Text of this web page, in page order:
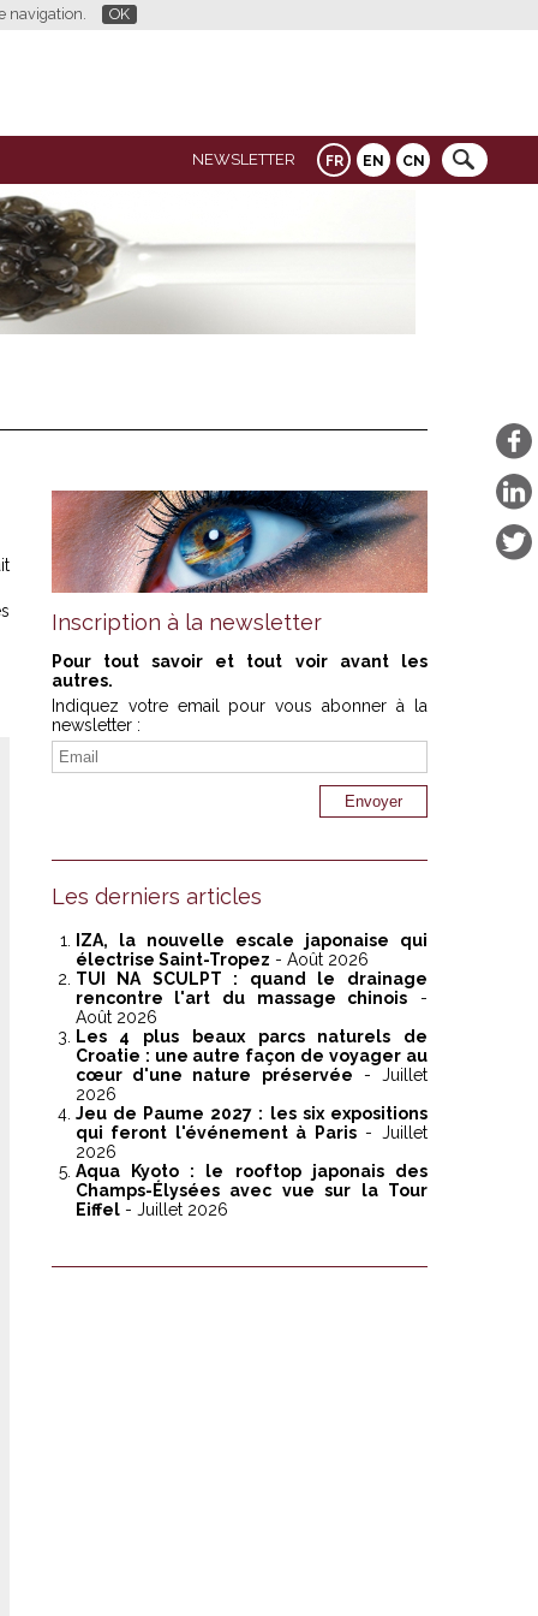
navigation. OK
FR EN CN
NEWSLETTER
Inscription à la newsletter
Pour tout savoir et tout voir avant les
autres.
Indiquez votre email pour vous abonner à la
newsletter :
Les derniers articles
IZA, la nouvelle escale japonaise qui
électrise Saint-Tropez - Août 2026
TUI NA SCULPT : quand le drainage
rencontre l'art du massage chinois -
Août 2026
Les 4 plus beaux parcs naturels de
Croatie : une autre façon de voyager au
cœur d'une nature préservée - Juillet
2026
Jeu de Paume 2027 : les six expositions
qui feront l'événement à Paris- Juillet
2026
Aqua Kyoto : le rooftop japonais des
Champs-Élysées avec vue sur la Tour
Eiffel- Juillet 2026